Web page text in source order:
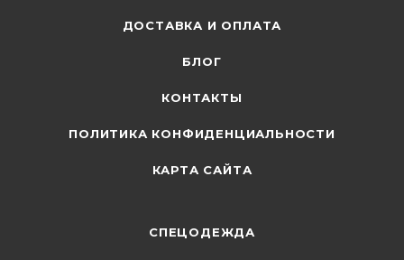
ДОСТАВКА И ОПЛАТА
БЛОГ
КОНТАКТЫ
ПОЛИТИКА КОНФИДЕНЦИАЛЬНОСТИ
КАРТА САЙТА
СПЕЦОДЕЖДА